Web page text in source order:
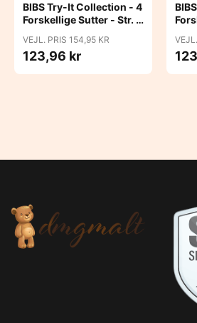
BIBS Try-It Collection - 4
Forskellige Sutter - Str. 1
VEJL. PRIS 154,95 KR
123,96 kr